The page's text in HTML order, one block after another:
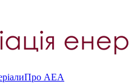
Про AEA